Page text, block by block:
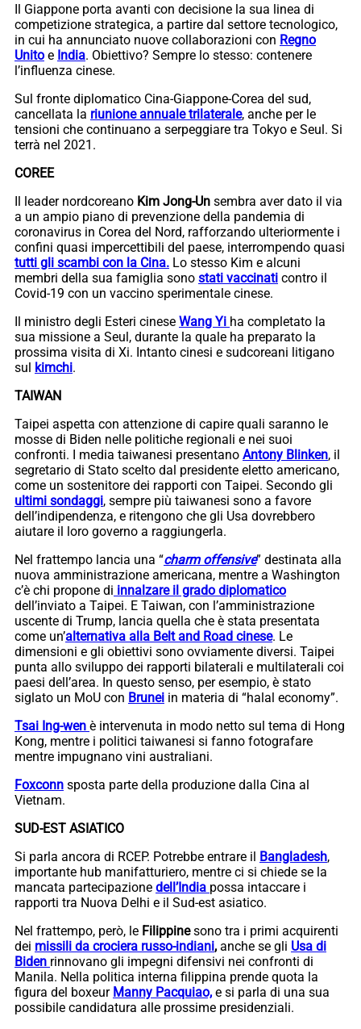
Il Giappone porta avanti con decisione la sua linea di
competizione strategica, a partire dal settore tecnologico,
in cui ha annunciato nuove collaborazioni con Regno
Unito e India. Obiettivo? Sempre lo stesso: contenere
l’influenza cinese.
Sul fronte diplomatico Cina-Giappone-Corea del sud,
cancellata la riunione annuale trilaterale, anche per le
tensioni che continuano a serpeggiare tra Tokyo e Seul. Si
terrà nel 2021.
COREE
Il leader nordcoreano Kim Jong-Un sembra aver dato il via
a un ampio piano di prevenzione della pandemia di
coronavirus in Corea del Nord, rafforzando ulteriormente i
confini quasi impercettibili del paese, interrompendo quasi
tutti gli scambi con la Cina. Lo stesso Kim e alcuni
membri della sua famiglia sono stati vaccinati contro il
Covid-19 con un vaccino sperimentale cinese.
Il ministro degli Esteri cinese Wang Yi ha completato la
sua missione a Seul, durante la quale ha preparato la
prossima visita di Xi. Intanto cinesi e sudcoreani litigano
sul kimchi.
TAIWAN
Taipei aspetta con attenzione di capire quali saranno le
mosse di Biden nelle politiche regionali e nei suoi
confronti. I media taiwanesi presentano Antony Blinken, il
segretario di Stato scelto dal presidente eletto americano,
come un sostenitore dei rapporti con Taipei. Secondo gli
ultimi sondaggi, sempre più taiwanesi sono a favore
dell’indipendenza, e ritengono che gli Usa dovrebbero
aiutare il loro governo a raggiungerla.
Nel frattempo lancia una “charm offensive” destinata alla
nuova amministrazione americana, mentre a Washington
c’è chi propone di innalzare il grado diplomatico
dell’inviato a Taipei. E Taiwan, con l’amministrazione
uscente di Trump, lancia quella che è stata presentata
come un’alternativa alla Belt and Road cinese. Le
dimensioni e gli obiettivi sono ovviamente diversi. Taipei
punta allo sviluppo dei rapporti bilaterali e multilaterali coi
paesi dell’area. In questo senso, per esempio, è stato
siglato un MoU con Brunei in materia di “halal economy”.
Tsai Ing-wen è intervenuta in modo netto sul tema di Hong
Kong, mentre i politici taiwanesi si fanno fotografare
mentre impugnano vini australiani.
Foxconn sposta parte della produzione dalla Cina al
Vietnam.
SUD-EST ASIATICO
Si parla ancora di RCEP. Potrebbe entrare il Bangladesh,
importante hub manifatturiero, mentre ci si chiede se la
mancata partecipazione dell’India possa intaccare i
rapporti tra Nuova Delhi e il Sud-est asiatico.
Nel frattempo, però, le Filippinesono tra i primi acquirenti
dei missili da crociera russo-indiani, anche se gli Usa di
Biden rinnovano gli impegni difensivi nei confronti di
Manila. Nella politica interna filippina prende quota la
figura del boxeur Manny Pacquiao, e si parla di una sua
possibile candidatura alle prossime presidenziali.